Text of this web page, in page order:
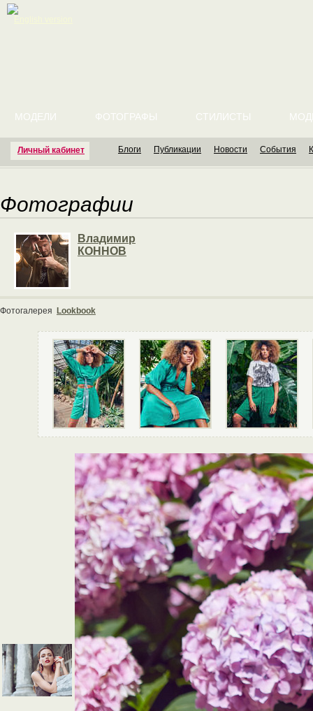
Личный кабинет
МОДЕЛИ ФОТОГРАФЫ СТИЛИСТЫ
Блоги Публикации Новости События
Фотографии
Владимир
КОННОВ
Фотогалерея Lookbook